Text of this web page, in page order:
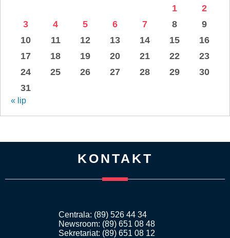
1
2
3
4 5 6 7 8
9
10
11 12 13 14 15
16
17
18 19 20 21 22
23
24
25 26 27 28 29
30
31
« lip
KONTAKT
Centrala: (89) 526 44 34
Newsroom: (89) 651 08 48
Sekretariat: (89) 651 08 12